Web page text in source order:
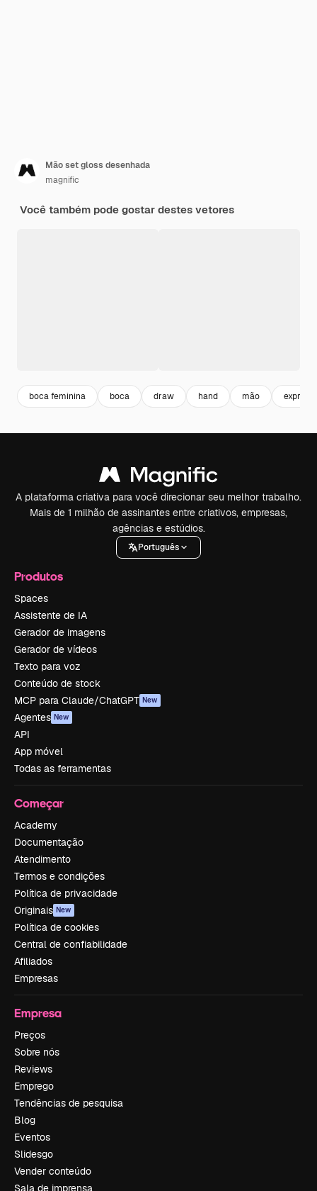
Mão set gloss desenhada
magnific
Você também pode gostar destes vetores
boca feminina boca draw hand mão
A plataforma criativa para você direcionar seu melhor trabalho.
Mais de 1 milhão de assinantes entre criativos, empresas,
agências e estúdios.
Português
Produtos
Spaces
Assistente de IA
Gerador de imagens
Gerador de vídeos
Texto para voz
Conteúdo de stock
MCP para Claude/ChatGPT New
Agentes New
API
App móvel
Todas as ferramentas
Começar
Academy
Documentação
Atendimento
Termos e condições
Política de privacidade
Originais New
Política de cookies
Central de confiabilidade
Afiliados
Empresas
Empresa
Preços
Sobre nós
Reviews
Emprego
Tendências de pesquisa
Blog
Eventos
Slidesgo
Vender conteúdo
Sala de imprensa